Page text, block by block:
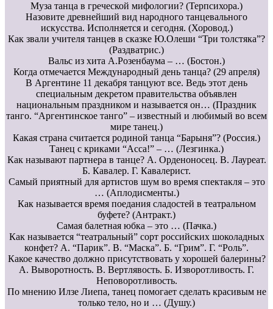
Муза танца в греческой мифологии? (Терпсихора.)
Назовите древнейший вид народного танцевального
искусства. Исполняется и сегодня. (Хоровод.)
Как звали учителя танцев в сказке Ю.Олеши “Три толстяка”?
(Раздватрис.)
Вальс из хита А.Розенбаума – … (Бостон.)
Когда отмечается Международный день танца? (29 апреля)
В Аргентине 11 декабря танцуют все. Ведь этот день
специальным декретом правительства объявлен
национальным праздником и называется он… (Праздник
танго. “Аргентинское танго” – известный и любимый во всем
мире танец.)
Какая страна считается родиной танца “Барыня”? (Россия.)
Танец с криками “Асса!” – … (Лезгинка.)
Как называют партнера в танце? А. Орденоносец. В. Лауреат.
Б. Кавалер. Г. Кавалерист.
Самый приятный для артистов шум во время спектакля – это
… (Аплодисменты.)
Как называется время поедания сладостей в театральном
буфете? (Антракт.)
Самая балетная юбка – это … (Пачка.)
Как называется “театральный” сорт российских шоколадных
конфет? А. “Парик”. В. “Маска”. Б. “Грим”. Г. “Роль”.
Какое качество должно присутствовать у хорошей балерины?
А. Выворотность. В. Вертлявость. Б. Изворотливость. Г.
Неповоротливость.
По мнению Илзе Лиепа, танец помогает сделать красивым не
только тело, но и … (Душу.)